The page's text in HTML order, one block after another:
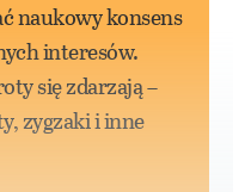
naukowy konsens
interesów.
się zdarzają –
zygzaki i inne